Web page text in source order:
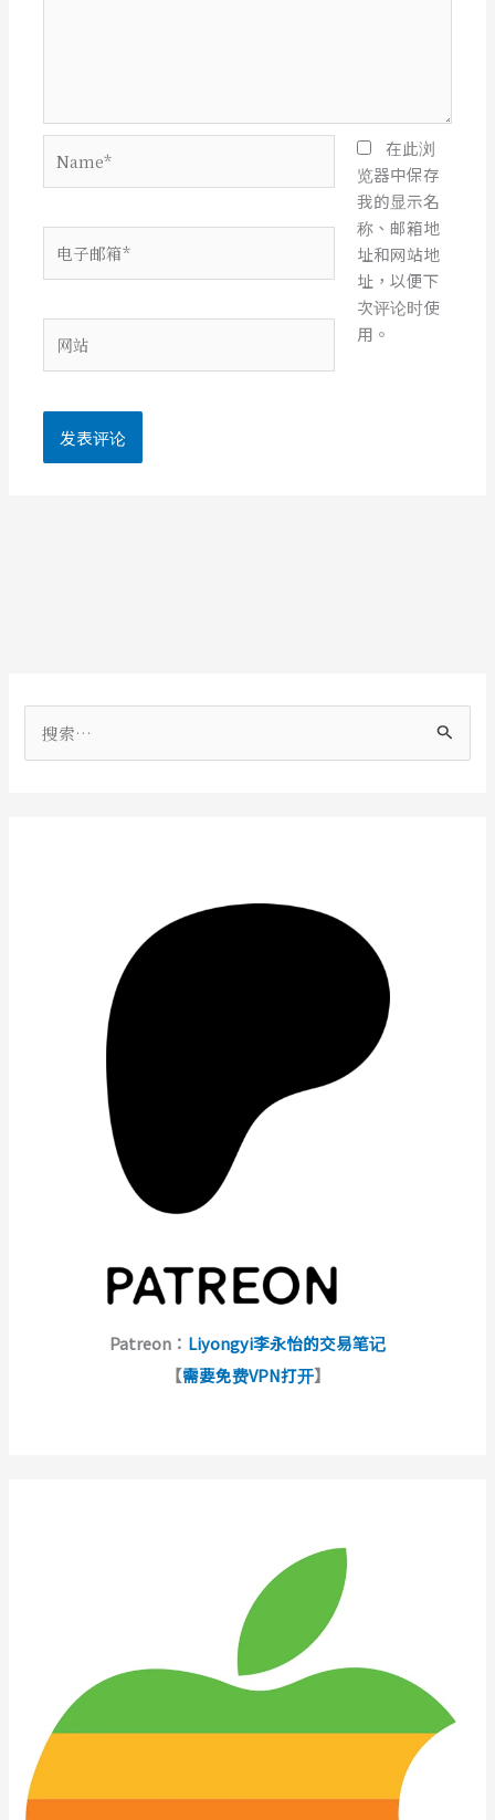
子
箱
站
在此浏
览器中保存
我的显示名
称、邮箱地
址和网站地
址，以便下
次评论时使
用。
Patreon： Liyongyi李永怡的交易笔记
【需要免费VPN打开】